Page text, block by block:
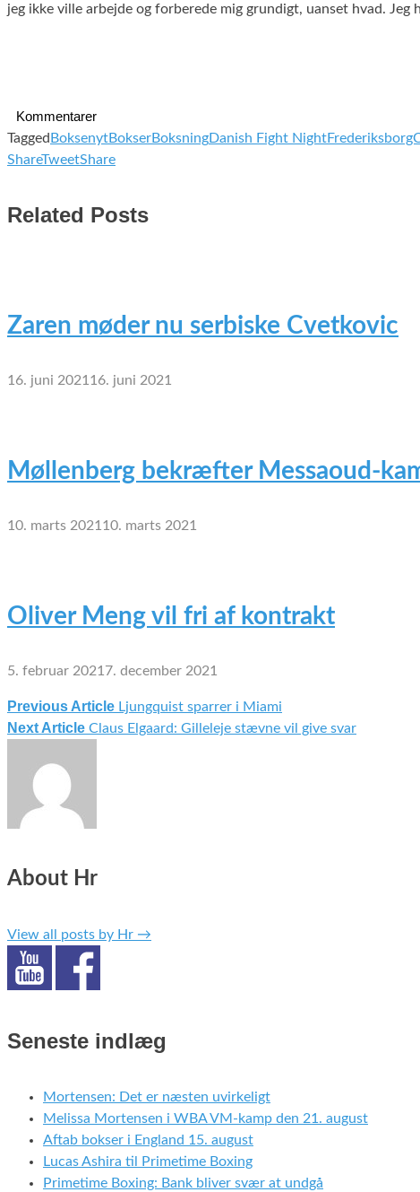
jeg ikke ville arbejde og forberede mig grundigt, uanset hvad. Jeg
Kommentarer
Tagged BoksenytBokserBoksningDanish Fight Night
ShareTweetShare
Related Posts
Zaren møder nu serbiske Cvetkovic
16. juni 2021 16. juni 2021
Møllenberg bekræfter Messaoud-
10. marts 2021 10. marts 2021
Oliver Meng vil fri af kontrakt
5. februar 2021 7. december 2021
Indlægsnavigation
Previous Article Ljungquist sparrer i Miami
Next Article Claus Elgaard: Gilleleje stævne vil give svar
About Hr
View all posts by Hr →
Seneste indlæg
Mortensen: Det er næsten uvirkeligt
Melissa Mortensen i WBA VM-kamp den 21. august
Aftab bokser i England 15. august
Lucas Ashira til Primetime Boxing
Primetime Boxing: Bank bliver svær at undgå